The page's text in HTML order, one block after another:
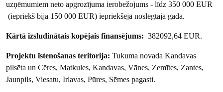
uzņēmumiem neto apgrozījuma ierobežojums - līdz 350 000 EUR
(iepriekš bija 150 000 EUR) iepriekšējā noslēgtajā gadā.
Kārtā izsludinātais kopējais finansējums: 382092,64 EUR.
Projektu īstenošanas teritorija: Tukuma novada Kandavas
pilsēta un Cēres, Matkules, Kandavas, Vānes, Zemītes, Zantes,
Jaunpils, Viesatu, Irlavas, Pūres, Sēmes pagasti.